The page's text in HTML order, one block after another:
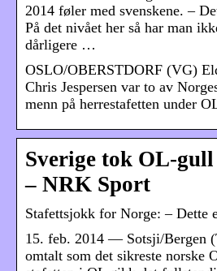
2014 føler med svenskene. –
På det nivået her så har man
dårligere …
OSLO/OBERSTDORF (VG)
Chris Jespersen var to av
menn på herrestafetten under
Sverige tok OL-
– NRK Sport
Stafettsjokk for Norge: – Dette
15. feb. 2014 — Sotsji/Bergen
omtalt som det sikreste